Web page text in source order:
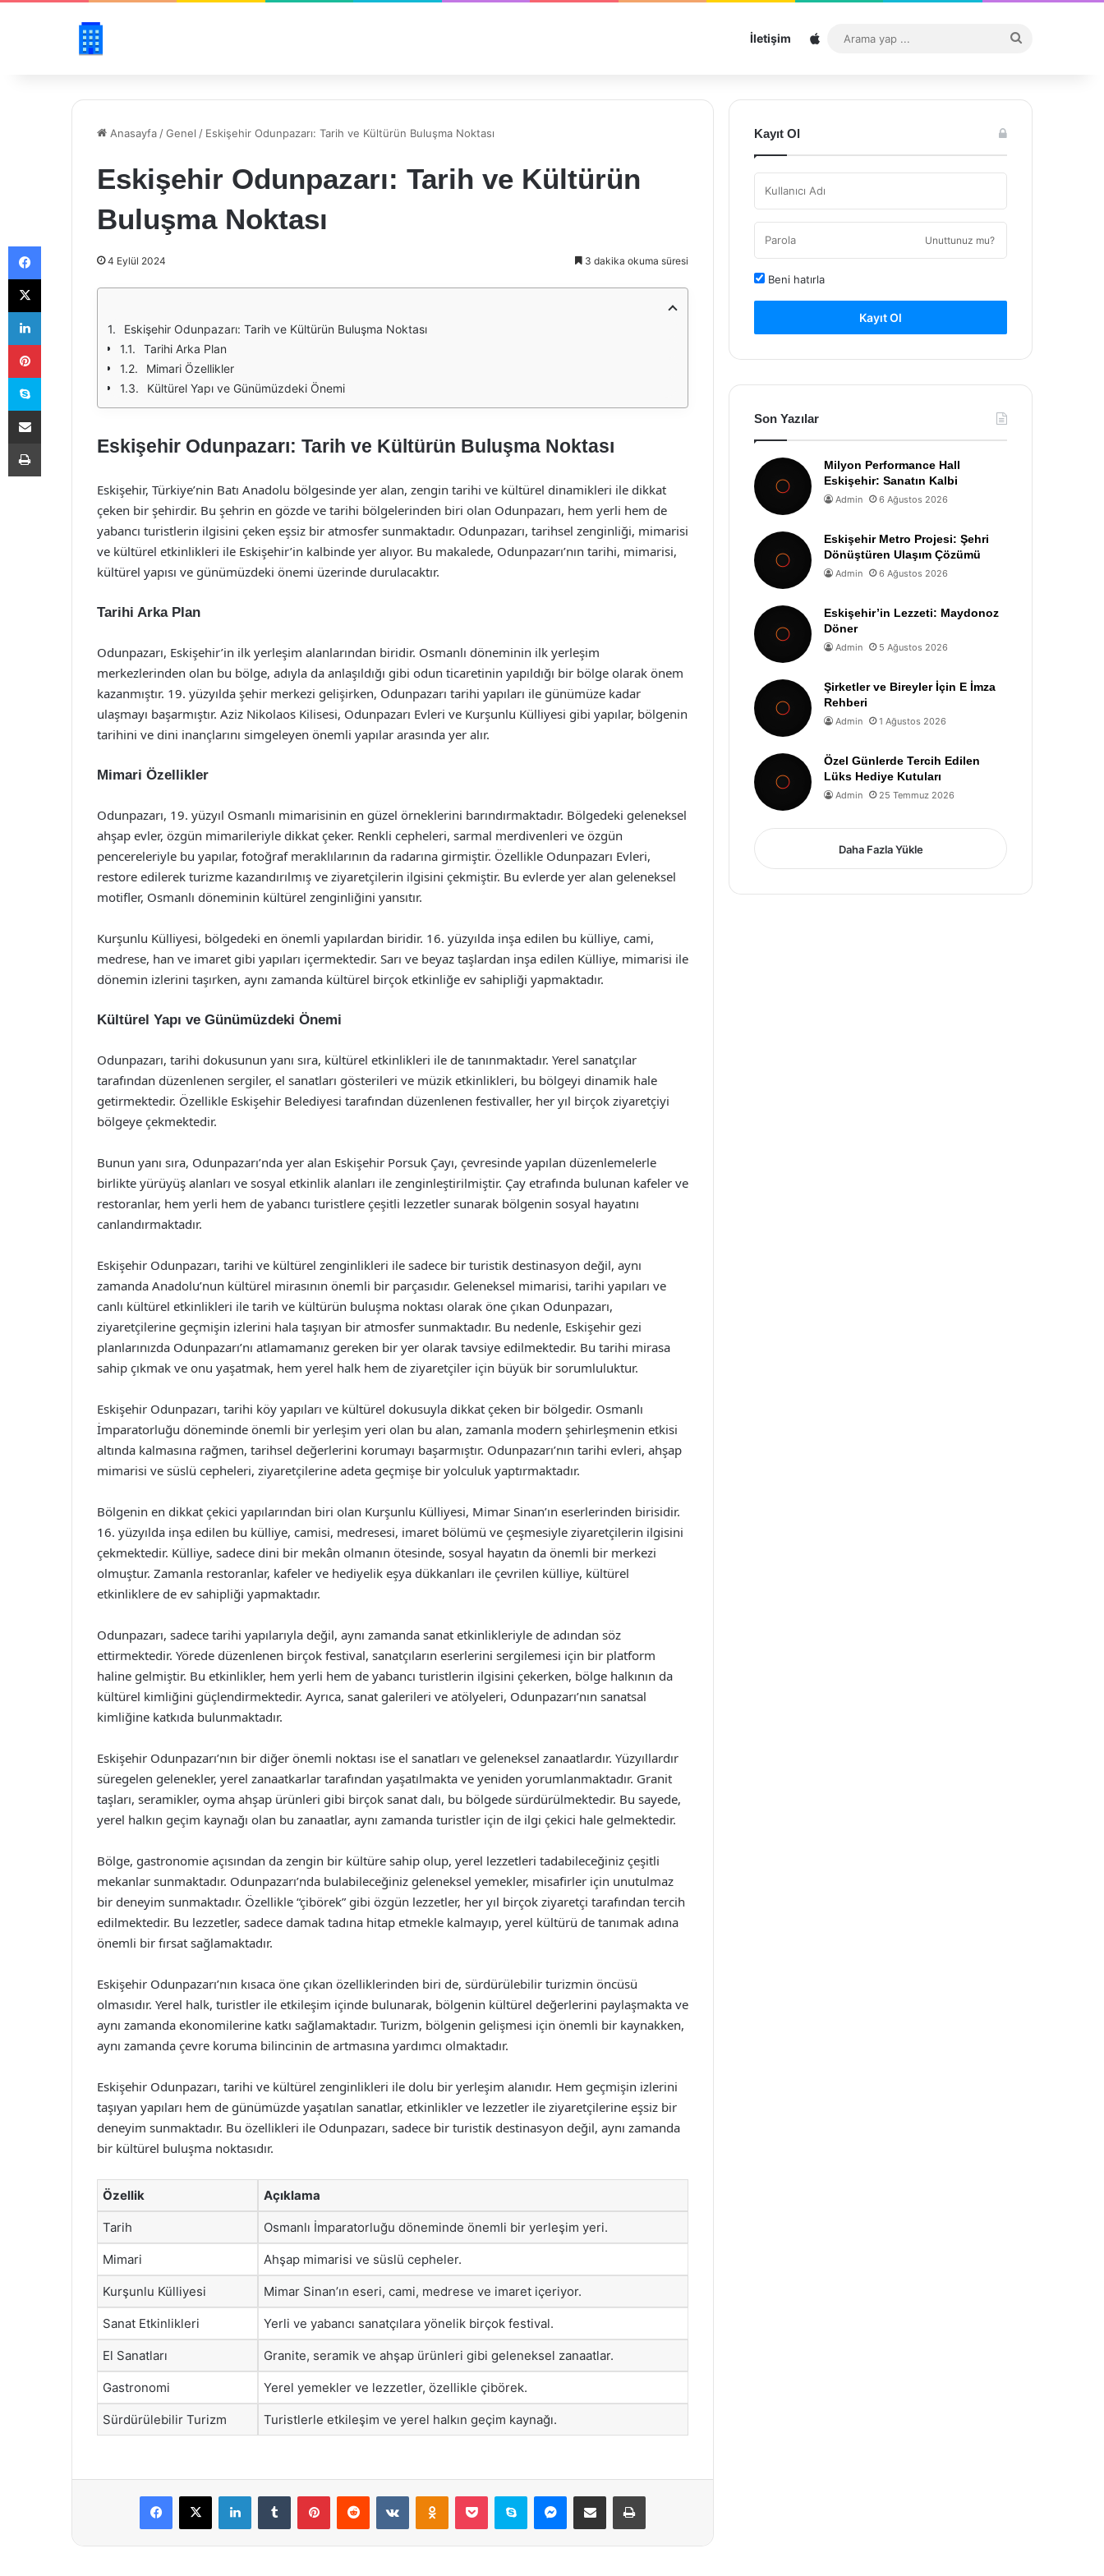
İletişim Sitemap
...
Anasayfa /Genel / Eskişehir Odunpazarı: Tarih ve Kültürün Buluşma Noktası
Eskişehir Odunpazarı: Tarih ve Kültürün
Buluşma Noktası
4 Eylül 2024 3 dakika okuma süresi
Eskişehir Odunpazarı: Tarih ve Kültürün Buluşma Noktası
Tarihi Arka Plan
Mimari Özellikler
Kültürel Yapı ve Günümüzdeki Önemi
Eskişehir Odunpazarı: Tarih ve Kültürün Buluşma Noktası
Eskişehir, Türkiye’nin Batı Anadolu bölgesinde yer alan, zengin tarihi ve kültürel dinamikleri ile dikkat
çeken bir şehirdir. Bu şehrin en gözde ve tarihi bölgelerinden biri olan Odunpazarı, hem yerli hem de
yabancı turistlerin ilgisini çeken eşsiz bir atmosfer sunmaktadır. Odunpazarı, tarihsel zenginliği, mimarisi
ve kültürel etkinlikleri ile Eskişehir’in kalbinde yer alıyor. Bu makalede, Odunpazarı’nın tarihi, mimarisi,
kültürel yapısı ve günümüzdeki önemi üzerinde durulacaktır.
Tarihi Arka Plan
Odunpazarı, Eskişehir’in ilk yerleşim alanlarından biridir. Osmanlı döneminin ilk yerleşim
merkezlerinden olan bu bölge, adıyla da anlaşıldığı gibi odun ticaretinin yapıldığı bir bölge olarak önem
kazanmıştır. 19. yüzyılda şehir merkezi gelişirken, Odunpazarı tarihi yapıları ile günümüze kadar
ulaşmayı başarmıştır. Aziz Nikolaos Kilisesi, Odunpazarı Evleri ve Kurşunlu Külliyesi gibi yapılar, bölgenin
tarihini ve dini inançlarını simgeleyen önemli yapılar arasında yer alır.
Mimari Özellikler
Odunpazarı, 19. yüzyıl Osmanlı mimarisinin en güzel örneklerini barındırmaktadır. Bölgedeki geleneksel
ahşap evler, özgün mimarileriyle dikkat çeker. Renkli cepheleri, sarmal merdivenleri ve özgün
pencereleriyle bu yapılar, fotoğraf meraklılarının da radarına girmiştir. Özellikle Odunpazarı Evleri,
restore edilerek turizme kazandırılmış ve ziyaretçilerin ilgisini çekmiştir. Bu evlerde yer alan geleneksel
motifler, Osmanlı döneminin kültürel zenginliğini yansıtır.
Kurşunlu Külliyesi, bölgedeki en önemli yapılardan biridir. 16. yüzyılda inşa edilen bu külliye, cami,
medrese, han ve imaret gibi yapıları içermektedir. Sarı ve beyaz taşlardan inşa edilen Külliye, mimarisi ile
dönemin izlerini taşırken, aynı zamanda kültürel birçok etkinliğe ev sahipliği yapmaktadır.
Kültürel Yapı ve Günümüzdeki Önemi
Odunpazarı, tarihi dokusunun yanı sıra, kültürel etkinlikleri ile de tanınmaktadır. Yerel sanatçılar
tarafından düzenlenen sergiler, el sanatları gösterileri ve müzik etkinlikleri, bu bölgeyi dinamik hale
getirmektedir. Özellikle Eskişehir Belediyesi tarafından düzenlenen festivaller, her yıl birçok ziyaretçiyi
bölgeye çekmektedir.
Bunun yanı sıra, Odunpazarı’nda yer alan Eskişehir Porsuk Çayı, çevresinde yapılan düzenlemelerle
birlikte yürüyüş alanları ve sosyal etkinlik alanları ile zenginleştirilmiştir. Çay etrafında bulunan kafeler ve
restoranlar, hem yerli hem de yabancı turistlere çeşitli lezzetler sunarak bölgenin sosyal hayatını
canlandırmaktadır.
Eskişehir Odunpazarı, tarihi ve kültürel zenginlikleri ile sadece bir turistik destinasyon değil, aynı
zamanda Anadolu’nun kültürel mirasının önemli bir parçasıdır. Geleneksel mimarisi, tarihi yapıları ve
canlı kültürel etkinlikleri ile tarih ve kültürün buluşma noktası olarak öne çıkan Odunpazarı,
ziyaretçilerine geçmişin izlerini hala taşıyan bir atmosfer sunmaktadır. Bu nedenle, Eskişehir gezi
planlarınızda Odunpazarı’nı atlamamanız gereken bir yer olarak tavsiye edilmektedir. Bu tarihi mirasa
sahip çıkmak ve onu yaşatmak, hem yerel halk hem de ziyaretçiler için büyük bir sorumluluktur.
Eskişehir Odunpazarı, tarihi köy yapıları ve kültürel dokusuyla dikkat çeken bir bölgedir. Osmanlı
İmparatorluğu döneminde önemli bir yerleşim yeri olan bu alan, zamanla modern şehirleşmenin etkisi
altında kalmasına rağmen, tarihsel değerlerini korumayı başarmıştır. Odunpazarı’nın tarihi evleri, ahşap
mimarisi ve süslü cepheleri, ziyaretçilerine adeta geçmişe bir yolculuk yaptırmaktadır.
Bölgenin en dikkat çekici yapılarından biri olan Kurşunlu Külliyesi, Mimar Sinan’ın eserlerinden birisidir.
16. yüzyılda inşa edilen bu külliye, camisi, medresesi, imaret bölümü ve çeşmesiyle ziyaretçilerin ilgisini
çekmektedir. Külliye, sadece dini bir mekân olmanın ötesinde, sosyal hayatın da önemli bir merkezi
olmuştur. Zamanla restoranlar, kafeler ve hediyelik eşya dükkanları ile çevrilen külliye, kültürel
etkinliklere de ev sahipliği yapmaktadır.
Odunpazarı, sadece tarihi yapılarıyla değil, aynı zamanda sanat etkinlikleriyle de adından söz
ettirmektedir. Yörede düzenlenen birçok festival, sanatçıların eserlerini sergilemesi için bir platform
haline gelmiştir. Bu etkinlikler, hem yerli hem de yabancı turistlerin ilgisini çekerken, bölge halkının da
kültürel kimliğini güçlendirmektedir. Ayrıca, sanat galerileri ve atölyeleri, Odunpazarı’nın sanatsal
kimliğine katkıda bulunmaktadır.
Eskişehir Odunpazarı’nın bir diğer önemli noktası ise el sanatları ve geleneksel zanaatlardır. Yüzyıllardır
süregelen gelenekler, yerel zanaatkarlar tarafından yaşatılmakta ve yeniden yorumlanmaktadır. Granit
taşları, seramikler, oyma ahşap ürünleri gibi birçok sanat dalı, bu bölgede sürdürülmektedir. Bu sayede,
yerel halkın geçim kaynağı olan bu zanaatlar, aynı zamanda turistler için de ilgi çekici hale gelmektedir.
Bölge, gastronomie açısından da zengin bir kültüre sahip olup, yerel lezzetleri tadabileceğiniz çeşitli
mekanlar sunmaktadır. Odunpazarı’nda bulabileceğiniz geleneksel yemekler, misafirler için unutulmaz
bir deneyim sunmaktadır. Özellikle “çibörek” gibi özgün lezzetler, her yıl birçok ziyaretçi tarafından tercih
edilmektedir. Bu lezzetler, sadece damak tadına hitap etmekle kalmayıp, yerel kültürü de tanımak adına
önemli bir fırsat sağlamaktadır.
Eskişehir Odunpazarı’nın kısaca öne çıkan özelliklerinden biri de, sürdürülebilir turizmin öncüsü
olmasıdır. Yerel halk, turistler ile etkileşim içinde bulunarak, bölgenin kültürel değerlerini paylaşmakta ve
aynı zamanda ekonomilerine katkı sağlamaktadır. Turizm, bölgenin gelişmesi için önemli bir kaynakken,
aynı zamanda çevre koruma bilincinin de artmasına yardımcı olmaktadır.
Eskişehir Odunpazarı, tarihi ve kültürel zenginlikleri ile dolu bir yerleşim alanıdır. Hem geçmişin izlerini
taşıyan yapıları hem de günümüzde yaşatılan sanatlar, etkinlikler ve lezzetler ile ziyaretçilerine eşsiz bir
deneyim sunmaktadır. Bu özellikleri ile Odunpazarı, sadece bir turistik destinasyon değil, aynı zamanda
bir kültürel buluşma noktasıdır.
Özellik Açıklama
Tarih Osmanlı İmparatorluğu döneminde önemli bir yerleşim yeri.
Mimari Ahşap mimarisi ve süslü cepheler.
Kurşunlu Külliyesi Mimar Sinan’ın eseri, cami, medrese ve imaret içeriyor.
Sanat Etkinlikleri Yerli ve yabancı sanatçılara yönelik birçok festival.
El Sanatları Granite, seramik ve ahşap ürünleri gibi geleneksel zanaatlar.
Gastronomi Yerel yemekler ve lezzetler, özellikle çibörek.
Sürdürülebilir Turizm Turistlerle etkileşim ve yerel halkın geçim kaynağı.
Facebook
X LinkedInTumblr PinterestReddit VKontakteOdnoklassniki
Pocket Skype Messenger
E-Posta ile paylaş Yazdır
Kayıt Ol
Unuttunuz mu?
Beni hatırla
Kayıt Ol
Son Yazılar
Milyon Performance Hall
Eskişehir: Sanatın Kalbi
Admin 6 Ağustos 2026
Eskişehir Metro Projesi: Şehri
Dönüştüren Ulaşım Çözümü
Admin 6 Ağustos 2026
Eskişehir’in Lezzeti: Maydonoz
Döner
Admin 5 Ağustos 2026
Şirketler ve Bireyler İçin E İmza
Rehberi
Admin 1 Ağustos 2026
Özel Günlerde Tercih Edilen
Lüks Hediye Kutuları
Admin 25 Temmuz 2026
Daha Fazla Yükle
Facebook
X
LinkedIn
Pinterest
Skype
E-Posta ile paylaş